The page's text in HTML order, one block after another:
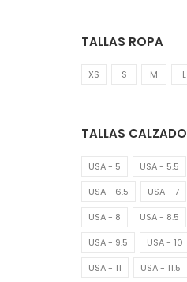
TALLAS ROPA
XS S M L
TALLAS CALZADO
USA - 5 USA - 5.5
USA - 6.5
USA - 7
USA - 8
USA - 8.5
USA - 9.5
USA - 10
USA - 11
USA - 11.5